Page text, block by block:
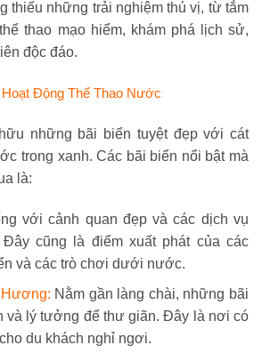
thiếu những trải nghiệm thú vị, từ tắm
thao mạo hiểm, khám phá lịch sử,
độc đáo.
Động Thể Thao Nước
những bãi biển tuyệt đẹp với cát
trong xanh. Các bãi biển nổi bật mà
là:
với cảnh quan đẹp và các dịch vụ
cũng là điểm xuất phát của các
và các trò chơi dưới nước.
Nằm gần làng chài, những bãi
và lý tưởng để thư giãn. Đây là nơi có
du khách nghỉ ngơi.